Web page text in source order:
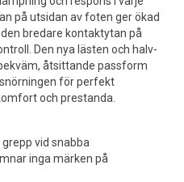
på utsidan av foten ger ökad
bredare kontaktytan på
Den nya lästen och halv-
åtsittande passform
för perfekt
och prestanda.
vid snabba
inga märken på